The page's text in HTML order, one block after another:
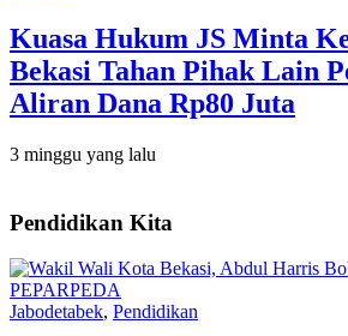
Kuasa Hukum JS Minta
Bekasi Tahan Pihak Lain
Aliran Dana Rp80 Juta
3 minggu yang lalu
Pendidikan Kita
Jabodetabek, Pendidikan